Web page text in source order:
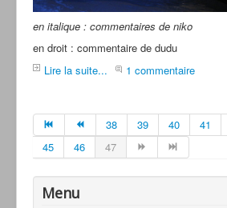
en italique : commentaires de niko
en droit : commentaire de dudu
Lire la suite...
1 commentaire
38
39 40 41
45
46 47
Menu